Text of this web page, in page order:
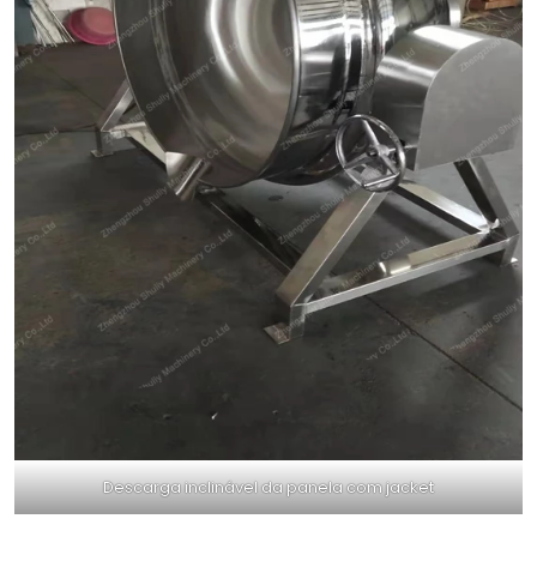
Descarga inclinável da panela com jacket